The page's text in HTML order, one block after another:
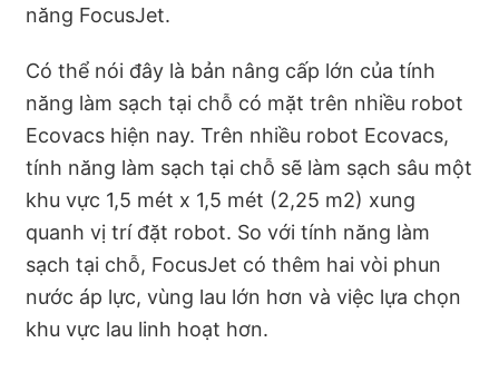
năng FocusJet.
Có thể nói đây là bản nâng cấp lớn của tính
năng làm sạch tại chỗ có mặt trên nhiều robot
Ecovacs hiện nay. Trên nhiều robot Ecovacs,
tính năng làm sạch tại chỗ sẽ làm sạch sâu một
khu vực 1,5 mét x 1,5 mét (2,25 m2) xung
quanh vị trí đặt robot. So với tính năng làm
sạch tại chỗ, FocusJet có thêm hai vòi phun
nước áp lực, vùng lau lớn hơn và việc lựa chọn
khu vực lau linh hoạt hơn.